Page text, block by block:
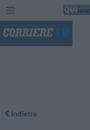
Indietro